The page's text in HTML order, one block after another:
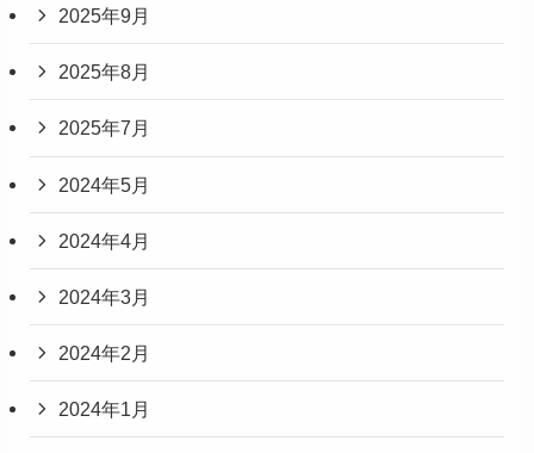
2025年9月
2025年8月
2025年7月
2024年5月
2024年4月
2024年3月
2024年2月
2024年1月